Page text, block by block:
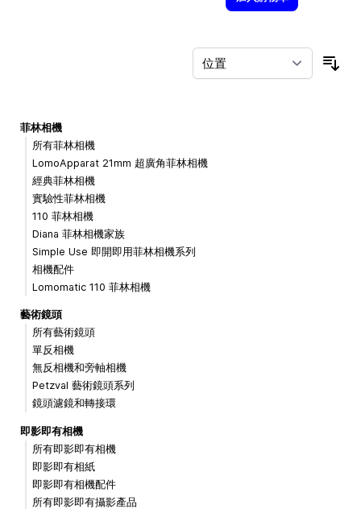
菲林相機
所有菲林相機
LomoApparat 21mm 超廣角菲林相機
經典菲林相機
實驗性菲林相機
110 菲林相機
Diana 菲林相機家族
Simple Use 即開即用菲林相機系列
相機配件
Lomomatic 110 菲林相機
藝術鏡頭
所有藝術鏡頭
單反相機
無反相機和旁軸相機
Petzval 藝術鏡頭系列
鏡頭濾鏡和轉接環
即影即有相機
所有即影即有相機
即影即有相紙
即影即有相機配件
所有即影即有攝影產品